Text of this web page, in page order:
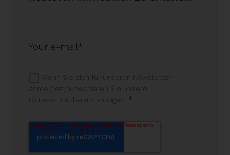
Wenn Sie sich für unseren Newsletter
anmelden, akzeptieren Sie unsere
Datenschutzbestimmungen.
*